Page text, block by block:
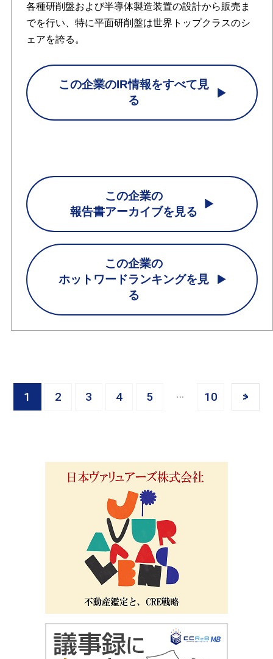
各種研削盤および半導体製造装置の設計から販売ま
でを行い、特に平面研削盤は世界トップクラスのシ
ェアを誇る。
この企業のIR情報をすべて見
る
この企業の
報告書アーカイブを見る
この企業の
ホットワードランキングを見
る
1 2 3 4 5 10 >